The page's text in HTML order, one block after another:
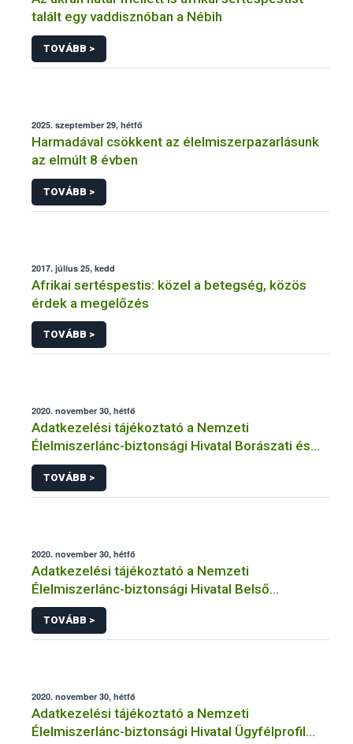
talált egy vaddisznóban a Nébih
TOVÁBB >
2025. szeptember 29, hétfő
Harmadával csökkent az élelmiszerpazarlásunk
az elmúlt 8 évben
TOVÁBB >
2017. július 25, kedd
Afrikai sertéspestis: közel a betegség, közös
érdek a megelőzés
TOVÁBB >
2020. november 30, hétfő
Adatkezelési tájékoztató a Nemzeti
Élelmiszerlánc-biztonsági Hivatal Borászati és
Alkoholos Italok Igazgatósága közhatalmi
eljárásaihoz kapcsolódó adatkezeléséhez
TOVÁBB >
2020. november 30, hétfő
Adatkezelési tájékoztató a Nemzeti
Élelmiszerlánc-biztonsági Hivatal Belső
Ellenőrzési és Audit Igazgatósága közhatalmi
eljárásaihoz kapcsolódó adatkezeléséhez
TOVÁBB >
2020. november 30, hétfő
Adatkezelési tájékoztató a Nemzeti
Élelmiszerlánc-biztonsági Hivatal Ügyfélprofil